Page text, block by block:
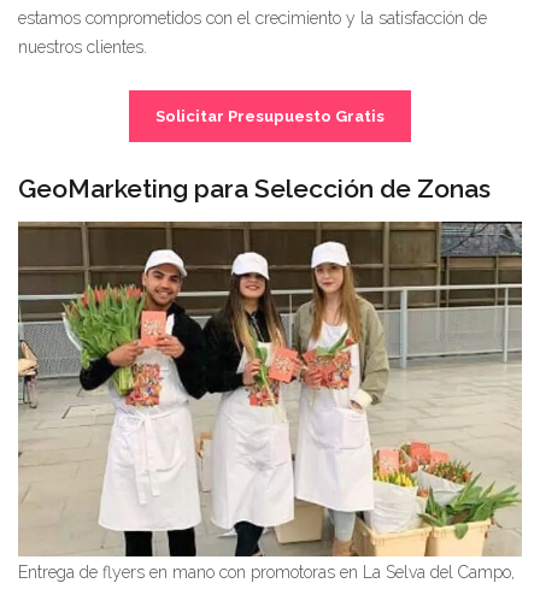
estamos comprometidos con el crecimiento y la satisfacción de
nuestros clientes.
Solicitar Presupuesto Gratis
GeoMarketing para Selección de Zonas
Entrega de flyers en mano con promotoras en La Selva del Campo,